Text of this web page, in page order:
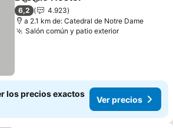
CompartirAgregar a favoritos
6,2
4.923
a 2.1 km de: Catedral de Notre Dame
Salón común y patio exterior
los precios exactos
Ver precios